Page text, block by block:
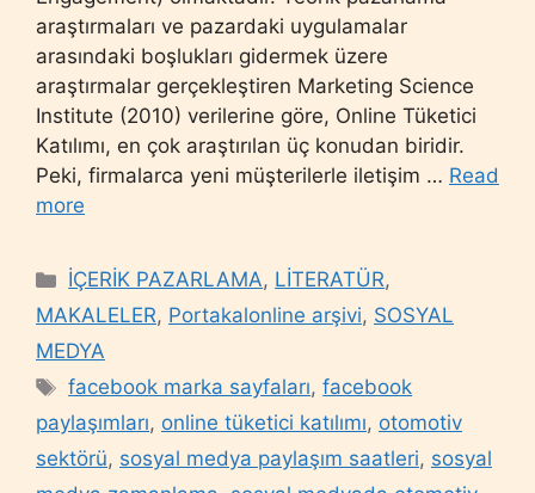
araştırmaları ve pazardaki uygulamalar
arasındaki boşlukları gidermek üzere
araştırmalar gerçekleştiren Marketing Science
Institute (2010) verilerine göre, Online Tüketici
Katılımı, en çok araştırılan üç konudan biridir.
Peki, firmalarca yeni müşterilerle iletişim … Read
more
Categories
İÇERİK PAZARLAMA, LİTERATÜR,
MAKALELER, Portakalonline arşivi, SOSYAL
MEDYA
Tags
facebook marka sayfaları,facebook
paylaşımları, online tüketici katılımı, otomotiv
sektörü, sosyal medya paylaşım saatleri, sosyal